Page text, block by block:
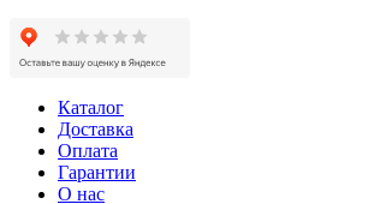
Каталог
Доставка
Оплата
Гарантии
О нас